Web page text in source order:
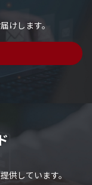
けします。
供しています。